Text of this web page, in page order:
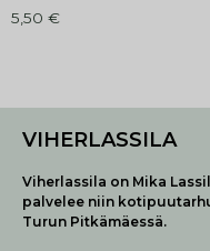
5,50 €
VIHERLASSILA
Viherlassila on Mika
palvelee niin
Turun Pitkämäessä.